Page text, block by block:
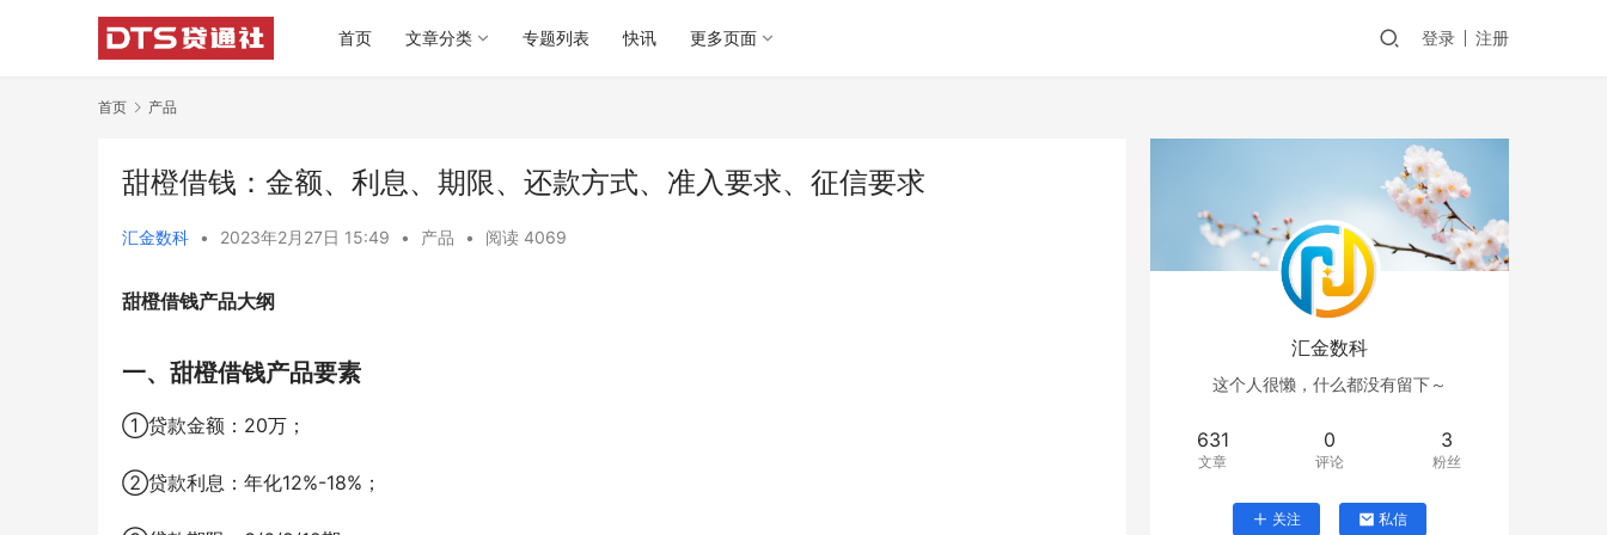
首页 文章分类 专题列表 快讯 更多页面 登录 注册
首页 产品
甜橙借钱：金额、利息、期限、还款方式、准入要求、征信要求
汇金数科 • 2023年2月27日 15:49 • 产品 • 阅读 4069
甜橙借钱产品大纲
一、甜橙借钱产品要素
①贷款金额：20万；
②贷款利息：年化12%-18% ；
汇金数科
这个人很懒，什么都没有留下～
631
文章
0
评论
3
粉丝
关注 私信